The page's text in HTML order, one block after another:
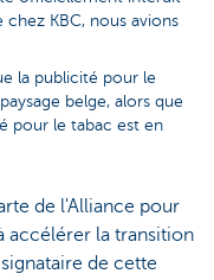
KBC, nous avions
la publicité pour le
belge, alors que
pour le tabac est en
de l'Alliance pour
accélérer la transition
de cette